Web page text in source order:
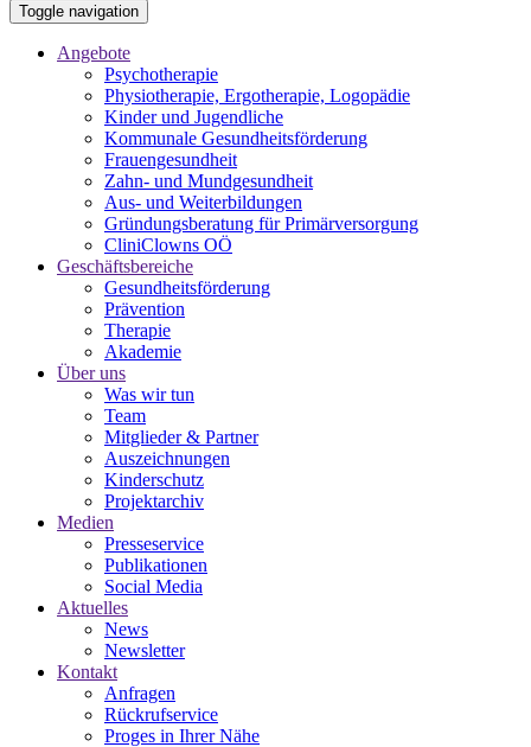
Toggle navigation
Angebote
Psychotherapie
Physiotherapie, Ergotherapie, Logopädie
Kinder und Jugendliche
Kommunale Gesundheitsförderung
Frauengesundheit
Zahn- und Mundgesundheit
Aus- und Weiterbildungen
Gründungsberatung für Primärversorgung
CliniClowns OÖ
Geschäftsbereiche
Gesundheitsförderung
Prävention
Therapie
Akademie
Über uns
Was wir tun
Team
Mitglieder & Partner
Auszeichnungen
Kinderschutz
Projektarchiv
Medien
Presseservice
Publikationen
Social Media
Aktuelles
News
Newsletter
Kontakt
Anfragen
Rückrufservice
Proges in Ihrer Nähe